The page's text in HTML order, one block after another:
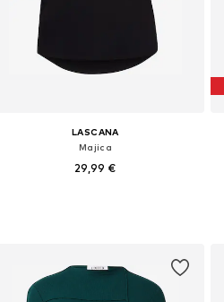
LASCANA
Majica
29,99 €